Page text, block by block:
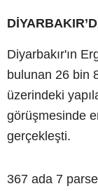
Diyarbakır'ın
bulunan 26 bin
üzerindeki
görüşmesinde
gerçekleşti.
367 ada 7